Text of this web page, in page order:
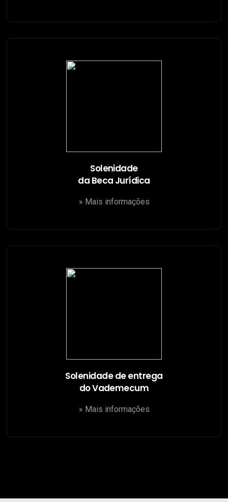
Solenidade
da Beca Jurídica
» Mais informações
Solenidade de entrega
do Vademecum
» Mais informações